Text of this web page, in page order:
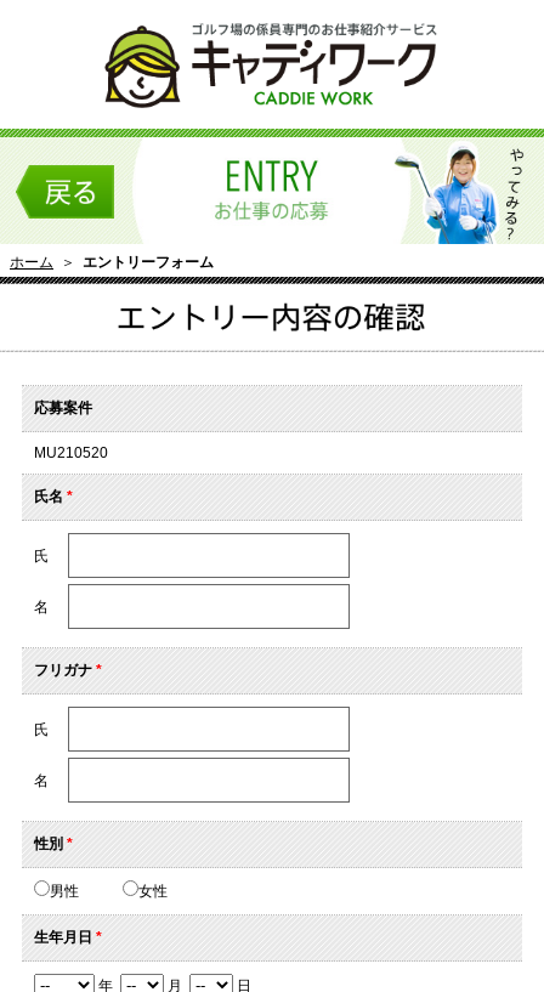
ホーム ＞ エントリーフォーム
応募案件
MU210520
氏名 *
氏
名
フリガナ*
氏
名
性別 *
男性 女性
生年月日 *
年 月 日